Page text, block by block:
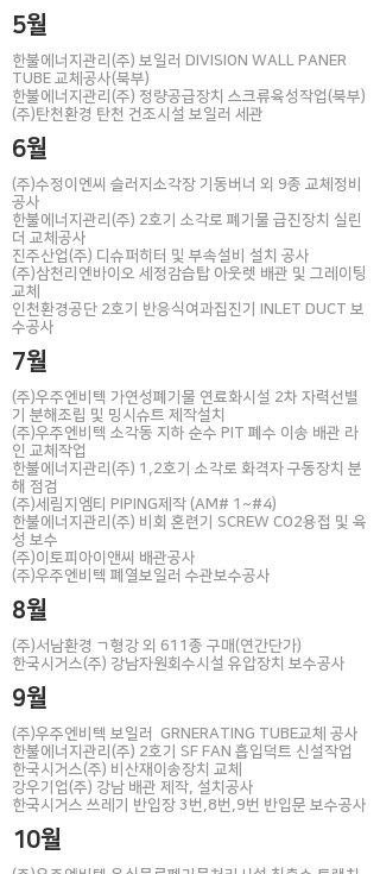
5월
한불에너지관리(주) 보일러 DIVISION WALL PANER
TUBE 교체공사(북부)
한불에너지관리(주) 정량공급장치 스크류육성작업(북부)
(주)탄천환경 탄천 건조시설 보일러 세관
6월
(주)수정이엔씨 슬러지소각장 기동버너 외 9종 교체정비
공사
한불에너지관리(주) 2호기 소각로 폐기물 급진장치 실린
더 교체공사
진주산업(주) 디슈퍼히터 및 부속설비 설치 공사
(주)삼천리엔바이오 세정감습탑 아웃렛 배관 및 그레이팅
교체
​인천환경공단 2호기 반응식여과집진기 INLET DUCT 보
수공사
7월
(주)우주엔비텍 가연성폐기물 연료화시설 2차 자력선별
기 분해조립 및 밍시슈트 제작설치
(주)우주엔비텍 소각동 지하 순수 PIT 폐수 이송 배관 라
인 교체작업
한불에너지관리(주) 1,2호기 소각로 화격자 구동장치 분
해 점검
(주)세림지엠티 PIPING제작 (AM# 1~#4)
한불에너지관리 (주) 비회 혼련기 SCREW CO2용접 및 육
성 보수
(주)이토피아이앤씨 배관공사
​(주)우주엔비텍 폐열보일러 수관보수공사
8월
(주)서남환경 ㄱ형강 외 611종 구매(연간단가)
​한국시거스(주) 강남자원회수시설 유압장치 보수공사
9월
(주)우주엔비텍 보일러 GRNERATING TUBE교체 공사
한불에너지관리(주) 2호기 SF FAN 흡입덕트 신설작업
한국시거스(주) 비산재이송장치 교체
강우기업(주) 강남 배관 제작, 설치공사
​한국시거스 쓰레기 반입장 3번,8번,9번 반입문 보수공사
10월